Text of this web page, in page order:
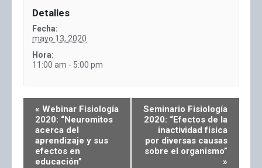
Detalles
Fecha:
mayo 13, 2020
Hora:
11:00 am - 5:00 pm
« Webinar Fisiología
2020: “Neuromitos
acerca del
aprendizaje y sus
efectos en
educación”
Seminario Fisiología
2020: “Efectos de la
inactividad física
por diversas causas
sobre el organismo”
»